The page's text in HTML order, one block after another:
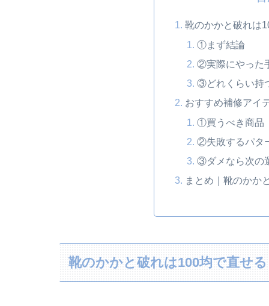
靴のかかと破れは
①まず結論
②実際にやった
③どれくらい持
おすすめ補修アイ
①買うべき商品
②失敗するパタ
③ダメなら次の
まとめ｜靴のかか
靴のかかと破れは100均で直せ